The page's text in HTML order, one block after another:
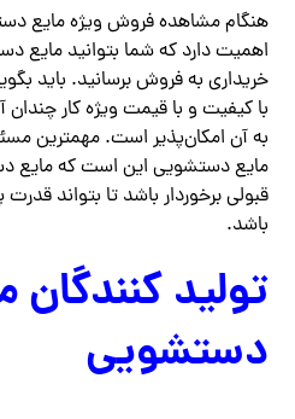
هنگام مشاهده فروش ویژه مایع
اهمیت دارد که شما بتوانید مایع
خریداری به فروش برسانید. باید
با کیفیت و با قیمت ویژه کار
به آن امکان‌پذیر است. مهمترین
مایع دستشویی این است که مایع
قبولی برخوردار باشد تا بتواند
باشد.
تولید کنندگان
دستشویی